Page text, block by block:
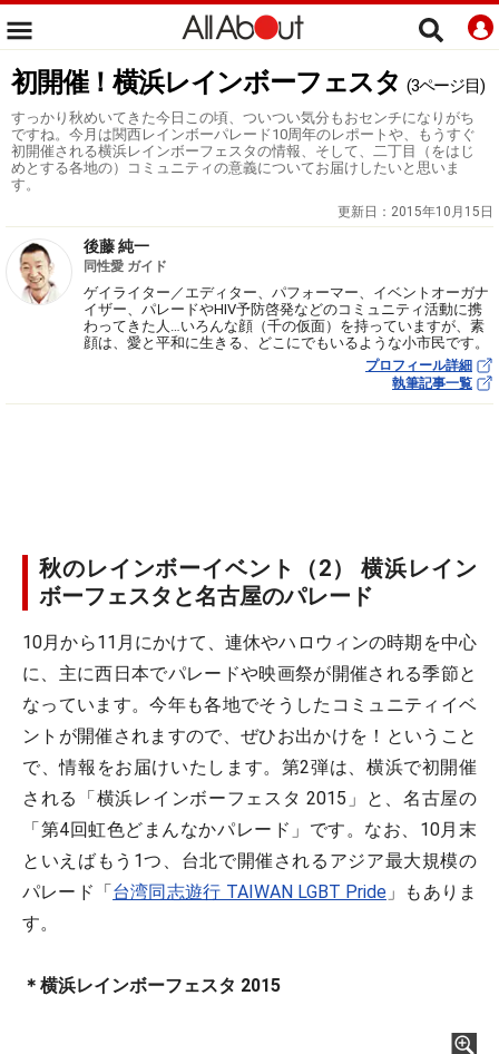
初開催！横浜レインボーフェスタ (3ページ目)
すっかり秋めいてきた今日この頃、ついつい気分もおセンチになりがち
ですね。今月は関西レインボーパレード10周年のレポートや、もうすぐ
初開催される横浜レインボーフェスタの情報、そして、二丁目（をはじ
めとする各地の）コミュニティの意義についてお届けしたいと思いま
す。
更新日： 2015年10月15日
後藤 純一
同性愛 ガイド
ゲイライター／エディター、パフォーマー、イベントオーガナ
イザー、パレードやHIV予防啓発などのコミュニティ活動に携
わってきた人…いろんな顔（千の仮面）を持っていますが、素
顔は、愛と平和に生きる、どこにでもいるような小市民です。
プロフィール詳細
執筆記事一覧
秋のレインボーイベント（2） 横浜レイン
ボーフェスタと名古屋のパレード
10月から11月にかけて、連休やハロウィンの時期を中心
に、主に西日本でパレードや映画祭が開催される季節と
なっています。今年も各地でそうしたコミュニティイベ
ントが開催されますので、ぜひお出かけを！ということ
で、情報をお届けいたします。第2弾は、横浜で初開催
される「横浜レインボーフェスタ 2015」と、名古屋の
「第4回虹色どまんなかパレード」です。なお、10月末
といえばもう1つ、台北で開催されるアジア最大規模の
パレード「台湾同志遊行 TAIWAN LGBT Pride」もありま
す。
＊横浜レインボーフェスタ 2015